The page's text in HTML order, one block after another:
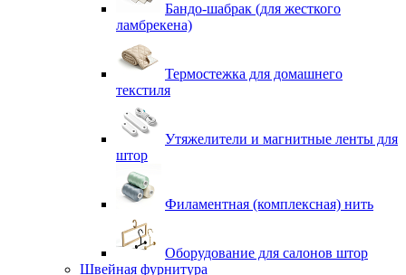
Бандо-шабрак (для жесткого
ламбрекена)
Термостежка для домашнего
текстиля
Утяжелители и магнитные ленты для
штор
Филаментная (комплексная) нить
Оборудование для салонов штор
Швейная фурнитура